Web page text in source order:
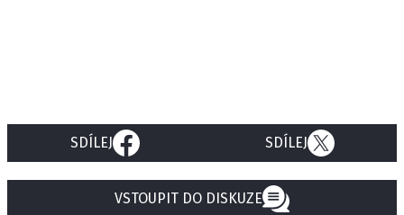
SDÍLEJ SDÍLEJ
VSTOUPIT DO DISKUZE